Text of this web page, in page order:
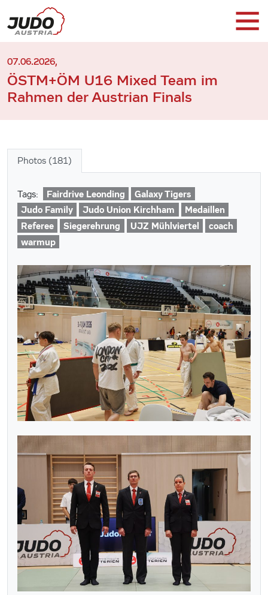
07.06.2026,
ÖSTM+ÖM U16 Mixed Team im
Rahmen der Austrian Finals
Photos (181)
Tags: Fairdrive Leonding
Galaxy Tigers
Judo Family
Judo Union Kirchham
Medaillen
Referee
Siegerehrung UJZ Mühlviertel
coach
warmup